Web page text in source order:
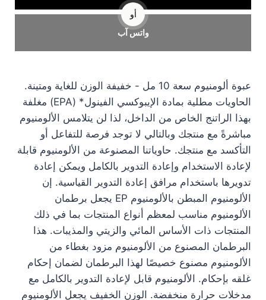
أو
واتس آب
عبوة ألومنيوم سعة 10 مل - خفيفة الوزن للغاية ومتينة.
الحاويات مطلية بمادة الإيبوكسي الفينول* (EPA) مغلفة
بهذا الراتنج الخاص من الداخل، لذا لن يتلامس الألومنيوم
مباشرةً مع منتجك وبالتالي لا توجد فرصة للتفاعل أو
التأكسد مع منتجك. حاوياتنا المصنوعة من الألومنيوم قابلة
لإعادة الاستخدام وإعادة التدوير بالكامل ويمكن إعادة
تدويرها باستخدام مرافق إعادة التدوير القياسية. إن
الألومنيوم المبطن بالألومنيوم EP يجعل برطمان
الألومنيوم مناسب لمعظم أنواع المنتجات بما في ذلك
المنتجات ذات الأساس المائي والزيتي والمذيبات. هذا
البرطمان المصنوع من الألومنيوم مزود بغطاء من
الألومنيوم مصنوع خصيصًا لهذا البرطمان لضمان إحكام
غلقه بإحكام. الألومنيوم قابل لإعادة التدوير بالكامل مع
مدخلات حرارة منخفضة. الوزن الخفيف يجعل الألومنيوم